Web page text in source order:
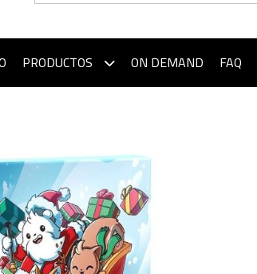
PRODUCTOS ON DEMAND FAQ